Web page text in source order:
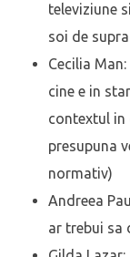
televiziune
soi de
Cecilia
cine e in
contextul in
presupuna
normativ)
Andreea
ar trebui sa